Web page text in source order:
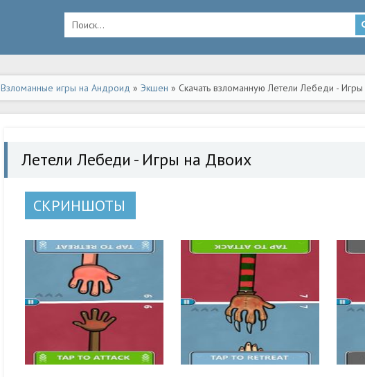
Взломанные игры на Андроид » Экшен » Скачать взломанную Летели Лебеди -
Летели Лебеди - Игры на Двоих
СКРИНШОТЫ